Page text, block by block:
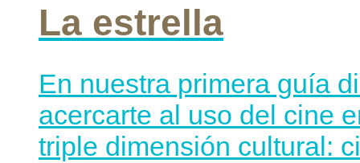
La estrella
En nuestra primera guía
acercarte al uso del cine
triple dimensión cultural: